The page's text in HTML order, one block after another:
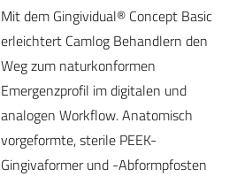
Mit dem Gingividual® Concept Basic
erleichtert Camlog Behandlern den
Weg zum naturkonformen
Emergenzprofil im digitalen und
analogen Workflow. Anatomisch
vorgeformte, sterile PEEK-
Gingivaformer und -Abformpfosten